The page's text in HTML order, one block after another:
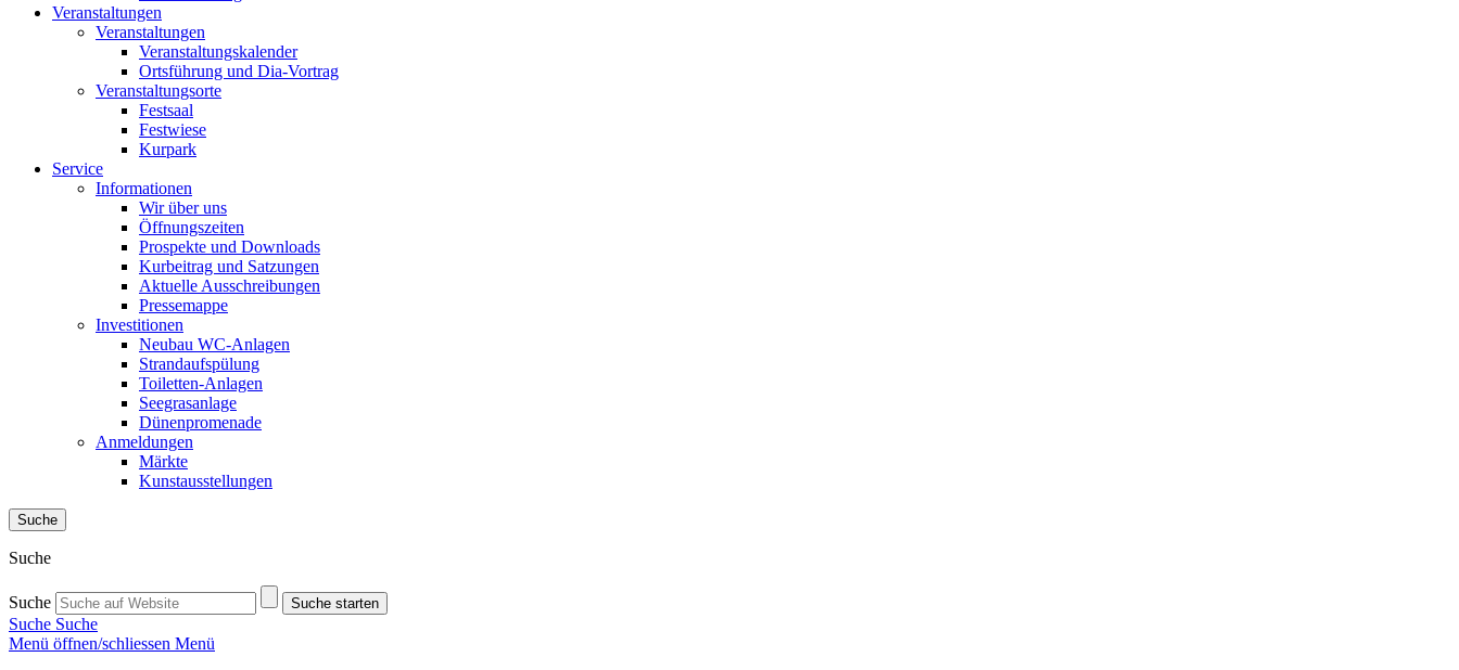
Veranstaltungen
Veranstaltungen
Veranstaltungskalender
Ortsführung und Dia-Vortrag
Veranstaltungsorte
Festsaal
Festwiese
Kurpark
Service
Informationen
Wir über uns
Öffnungszeiten
Prospekte und Downloads
Kurbeitrag und Satzungen
Aktuelle Ausschreibungen
Pressemappe
Investitionen
Neubau WC-Anlagen
Strandaufspülung
Toiletten-Anlagen
Seegrasanlage
Dünenpromenade
Anmeldungen
Märkte
Kunstausstellungen
Suche
Suche
Suche Suche starten
Suche Suche
Menü öffnen/schliessen Menü